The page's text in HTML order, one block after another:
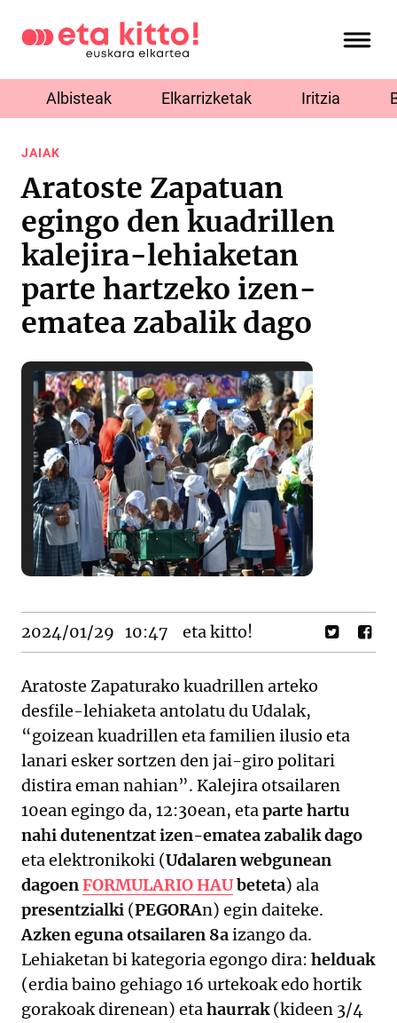
Albisteak Elkarrizketak Iritzia
JAIAK
Aratoste Zapatuan
egingo den kuadrillen
kalejira-lehiaketan
parte hartzeko izen-
ematea zabalik dago
2024/01/29 10:47 eta kitto!
Aratoste Zapaturako kuadrillen arteko
desfile-lehiaketa antolatu du Udalak,
“goizean kuadrillen eta familien ilusio eta
lanari esker sortzen den jai-giro politari
distira eman nahian”. Kalejira otsailaren
10ean egingo da, 12:30ean, etaparte hartu
nahi dutenentzat izen-ematea zabalik dago
eta elektronikoki (Udalaren webgunean
dagoenFORMULARIO HAUbeteta) ala
presentzialki (PEGORAn) egin daiteke.
Azken eguna otsailaren 8aizango da.
Lehiaketan bi kategoria egongo dira: helduak
(erdia baino gehiago 16 urtekoak edo hortik
gorakoak direnean) etahaurrak(kideen 3/4